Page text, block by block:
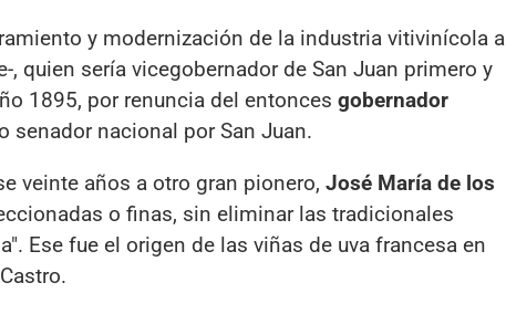
y modernización de la industria vitivinícola a
, quien sería vicegobernador de San Juan primero y
1895, por renuncia del entonces gobernador
senador nacional por San Juan.
veinte años a otro gran pionero, José María de los
o finas, sin eliminar las tradicionales
Ese fue el origen de las viñas de uva francesa en